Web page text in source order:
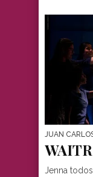
JUAN
Jenna